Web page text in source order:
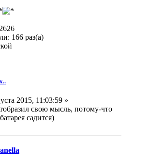
166 раз(а)
2015, 11:03:59 »
свою мысль, потому-что
садится)